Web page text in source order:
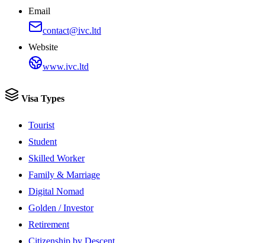
Email
contact@ivc.ltd
Website
www.ivc.ltd
Visa Types
Tourist
Student
Skilled Worker
Family & Marriage
Digital Nomad
Golden / Investor
Retirement
Citizenship by Descent